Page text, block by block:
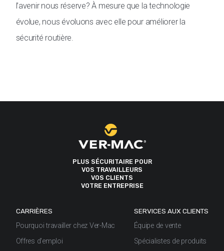
l’avenir nous réserve? À mesure que la technologie
évolue, nous évoluons avec elle pour améliorer la
sécurité routière.
PLUS SÉCURITAIRE POUR
VOS TRAVAILLEURS
VOS CLIENTS
VOTRE ENTREPRISE
CARRIÈRES
Pourquoi travailler chez Ver-Mac
Offres d'emploi
SERVICES AUX CLIENTS
Équipe de vente
Spécialistes de produits